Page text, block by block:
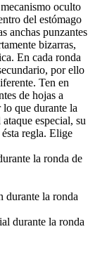
oculto
del estómago
anchas punzantes
bizarras,
En cada ronda
por ello
Ten en
de hojas a
que durante la
especial, su
regla. Elige
la ronda de
durante la ronda
durante la ronda